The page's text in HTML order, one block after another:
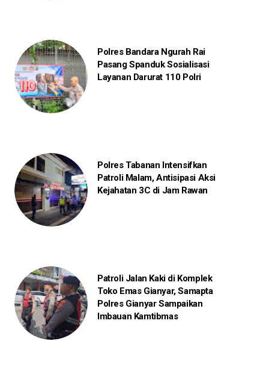
Polres Bandara Ngurah Rai
Pasang Spanduk Sosialisasi
Layanan Darurat 110 Polri
Polres Tabanan Intensifkan
Patroli Malam, Antisipasi Aksi
Kejahatan 3C di Jam Rawan
Patroli Jalan Kaki di Komplek
Toko Emas Gianyar, Samapta
Polres Gianyar Sampaikan
Imbauan Kamtibmas